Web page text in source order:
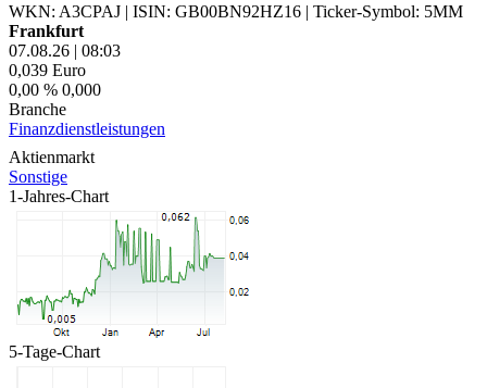
WKN: A3CPAJ | ISIN: GB00BN92HZ16 | Ticker-Symbol: 5MM
Frankfurt
07.08.26 | 08:03
0,039 Euro
0,00 % 0,000
Branche
Finanzdienstleistungen
Aktienmarkt
Sonstige
1-Jahres-Chart
5-Tage-Chart